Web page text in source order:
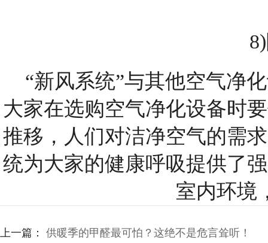
8)
“新风系统”与其他空气净化
大家在选购空气净化设备时
推移，人们对洁净空气的需
统为大家的健康呼吸提供了
室内环境
上一篇： 供暖季的甲醛最可怕？这绝不是危言耸听！